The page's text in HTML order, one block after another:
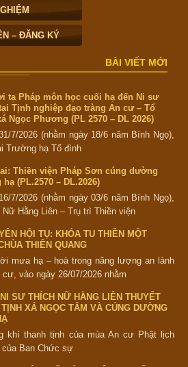
– ĐĂNG KÝ
BÀI VIẾT MỚI
tạ Pháp môn học cuối hạ đến Ni sư
Tịnh nghiệp đạo tràng An cư – Tổ
Ngọc Phương (PL 2570 – DL 2026)
7/2026 (nhằm ngày 18/6 năm Bính Ngọ),
Trường hạ Tổ đình
Thiền viện Pháp Sơn cúng dường
(PL.2570 – DL.2026)
7/2026 (nhằm ngày 03/6 năm Bính Ngọ),
Hằng Liên – Trụ trì Thiền viện
HỘI TỤ: KHÓA TU THIỀN MỘT
THIÊN QUANG
mưa hạ – hoà trong năng lượng an lành
cư, vào ngày 26/07/2026 nhằm
SƯ THÍCH NỮ HẰNG LIÊN THUYẾT
XÁ NGỌC TÂM VÀ CÚNG DƯỜNG
khí thanh tịnh của mùa An cư Phật lịch
Ban Chức sự